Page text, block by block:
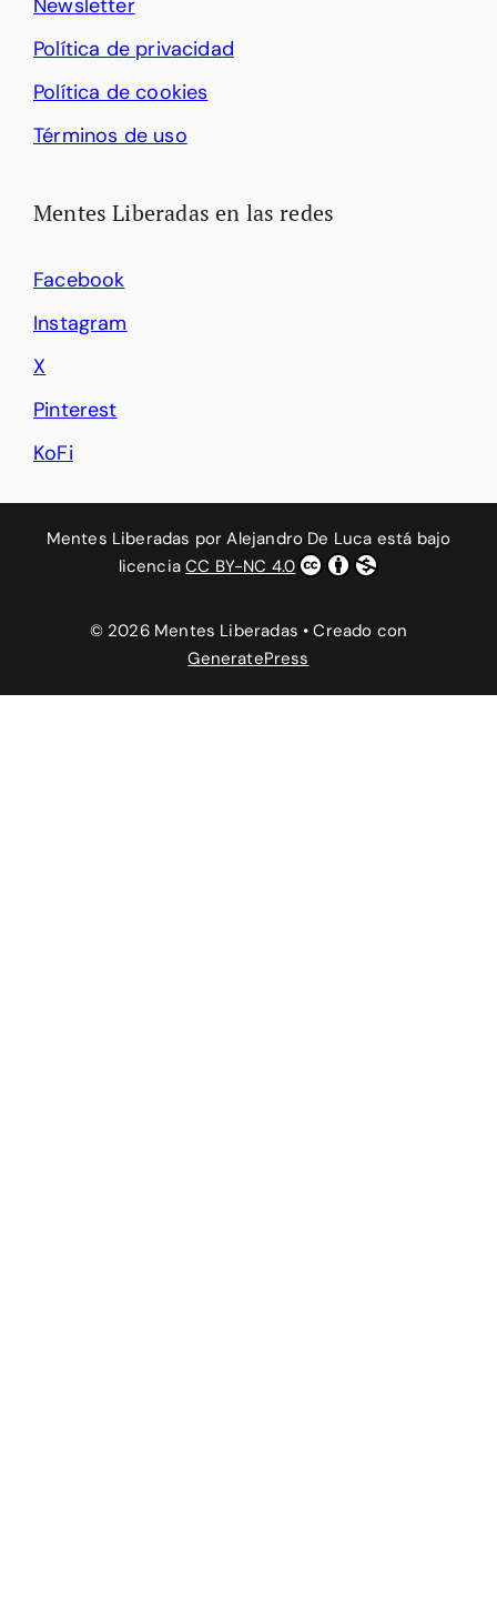
Newsletter
Política de privacidad
Política de cookies
Términos de uso
Mentes Liberadas en las redes
Facebook
Instagram
X
Pinterest
KoFi
Mentes Liberadas porAlejandro De Luca está bajo
licenciaCC BY-NC 4.0
© 2026 Mentes Liberadas • Creado con
GeneratePress